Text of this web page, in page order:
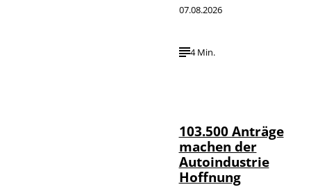
07.08.2026
4 Min.
103.500 Anträge
machen der
Autoindustrie
Hoffnung